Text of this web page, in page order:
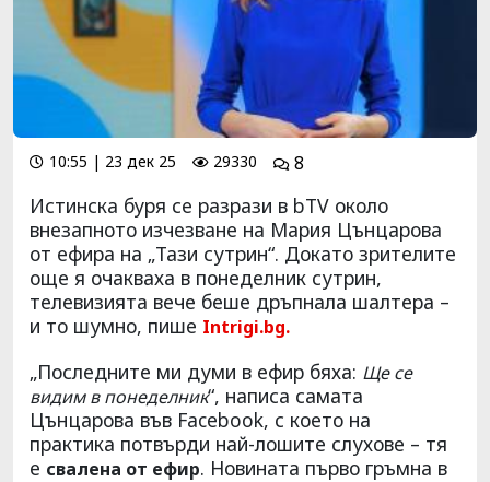
10:55 | 23 дек 25 29330 8
Истинска буря се разрази в bTV около
внезапното изчезване на Мария Цънцарова
от ефира на „Тази сутрин“. Докато зрителите
още я очакваха в понеделник сутрин,
телевизията вече беше дръпнала шалтера –
и то шумно, пише Intrigi.bg.
„Последните ми думи в ефир бяха: Ще се
видим в понеделник“, написа самата
Цънцарова във Facebook, с което на
практика потвърди най-лошите слухове – тя
е свалена от ефир. Новината първо гръмна в